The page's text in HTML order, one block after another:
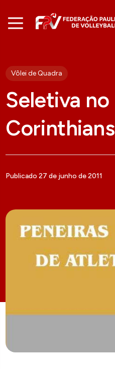
Vôlei de Quadra
Seletiva no
Corinthians
Publicado 27 de junho de 2011